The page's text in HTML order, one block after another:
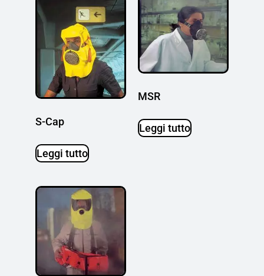
S-Cap
Leggi tutto
MSR
Leggi tutto